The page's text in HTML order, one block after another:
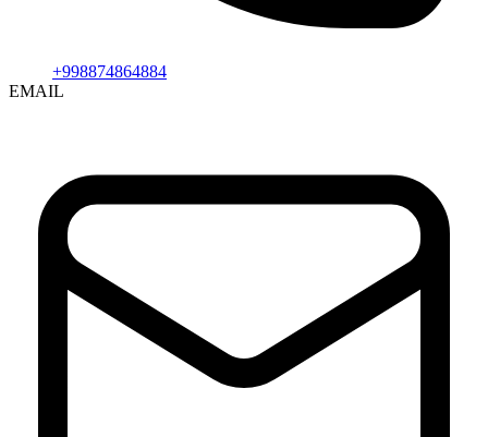
+998874864884
EMAIL